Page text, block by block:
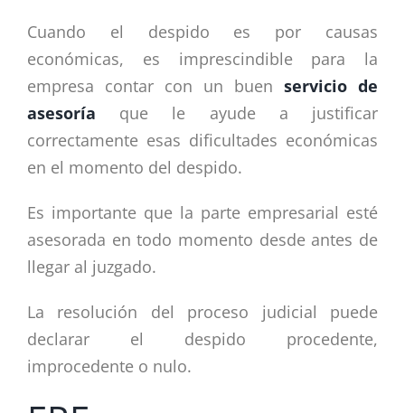
Cuando el despido es por causas
económicas, es imprescindible para la
empresa contar con un buen servicio de
asesoría que le ayude a justificar
correctamente esas dificultades económicas
en el momento del despido.
Es importante que la parte empresarial esté
asesorada en todo momento desde antes de
llegar al juzgado.
La resolución del proceso judicial puede
declarar el despido procedente,
improcedente o nulo.